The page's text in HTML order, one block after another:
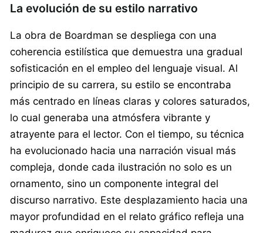
La evolución de su estilo narrativo
La obra de Boardman se despliega con una
coherencia estilística que demuestra una gradual
sofisticación en el empleo del lenguaje visual. Al
principio de su carrera, su estilo se encontraba
más centrado en líneas claras y colores saturados,
lo cual generaba una atmósfera vibrante y
atrayente para el lector. Con el tiempo, su técnica
ha evolucionado hacia una narración visual más
compleja, donde cada ilustración no solo es un
ornamento, sino un componente integral del
discurso narrativo. Este desplazamiento hacia una
mayor profundidad en el relato gráfico refleja una